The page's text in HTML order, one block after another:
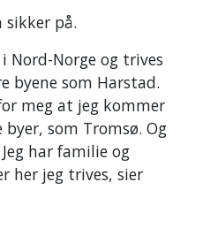
sikker på.
Nord-Norge og trives
byene som Harstad.
meg at jeg kommer
som Tromsø. Og
har familie og
her jeg trives, sier